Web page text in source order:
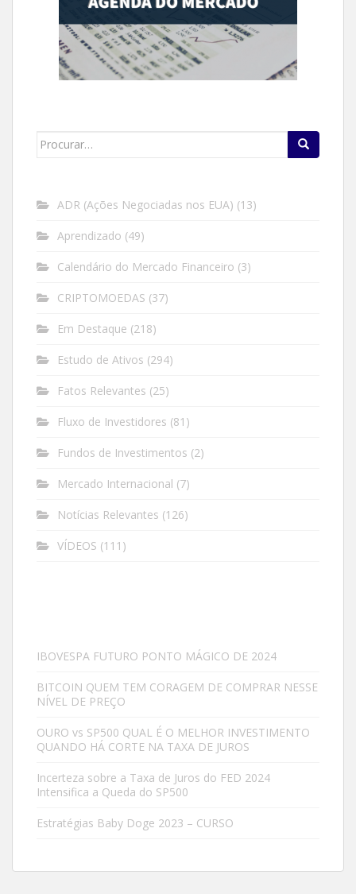
Search
ADR (Ações Negociadas nos EUA) (13)
Aprendizado (49)
Calendário do Mercado Financeiro (3)
CRIPTOMOEDAS (37)
Em Destaque (218)
Estudo de Ativos (294)
Fatos Relevantes (25)
Fluxo de Investidores (81)
Fundos de Investimentos (2)
Mercado Internacional (7)
Notícias Relevantes (126)
VÍDEOS (111)
IBOVESPA FUTURO PONTO MÁGICO DE 2024
BITCOIN QUEM TEM CORAGEM DE COMPRAR NESSE
NÍVEL DE PREÇO
OURO vs SP500 QUAL É O MELHOR INVESTIMENTO
QUANDO HÁ CORTE NA TAXA DE JUROS
Incerteza sobre a Taxa de Juros do FED 2024
Intensifica a Queda do SP500
Estratégias Baby Doge 2023 – CURSO